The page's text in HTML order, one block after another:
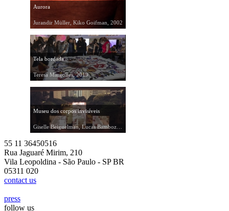
Aurora
Jurandir Müller, Kiko Goifman, 2002
Tela bordada
Teresa Margolles, 2019
Museu dos corpos invisíveis
55 11 36450516
Rua Jaguaré Mirim, 210
Vila Leopoldina - São Paulo - SP BR
05311 020
contact us
press
follow us